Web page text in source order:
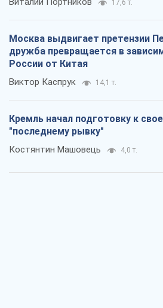
17,6 т.
Москва выдвигает претензии
дружба превращается в
России от Китая
Виктор Каспрук 14,1 т.
Кремль начал подготовку к
"последнему рывку"
Костянтин Машовець 4,0 т.